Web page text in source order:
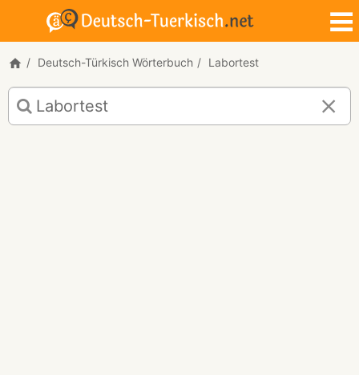
Deutsch-Türkisch Wörterbuch Labortest
Deutsch-
Türkisch
Übersetzung